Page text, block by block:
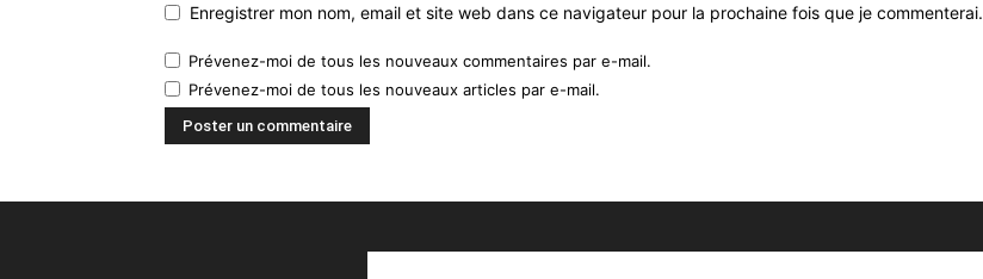
Enregistrer mon nom, email et site web dans ce navigateur pour la prochaine fois que je commenterai.
Prévenez-moi de tous les nouveaux commentaires par e-mail.
Prévenez-moi de tous les nouveaux articles par e-mail.